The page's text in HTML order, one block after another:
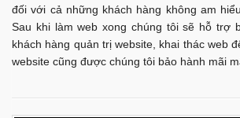
đối với cả những khách hàng không am
Sau khi làm web xong chúng tôi sẽ hỗ trợ
khách hàng quản trị website, khai thác web
website cũng được chúng tôi bảo hành mãi